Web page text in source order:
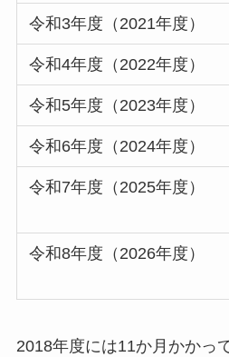
令和3年度（2021年度）
令和4年度（2022年度）
令和5年度（2023年度）
令和6年度（2024年度）
令和7年度（2025年度）
令和8年度（2026年度）
2018年度には11か月かかっ